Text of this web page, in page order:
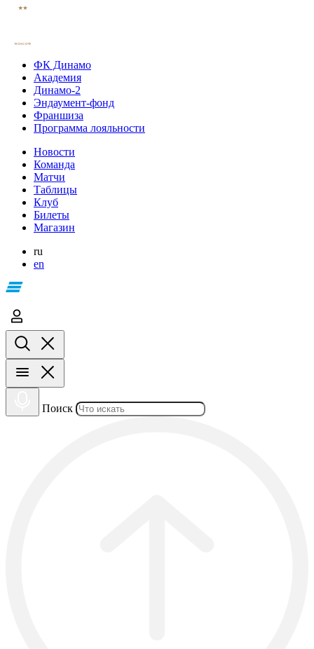
ФК Динамо
Академия
Динамо-2
Эндаумент-фонд
Франшиза
Программа лояльности
Новости
Команда
Матчи
Таблицы
Клуб
Билеты
Магазин
ru
en
Поиск